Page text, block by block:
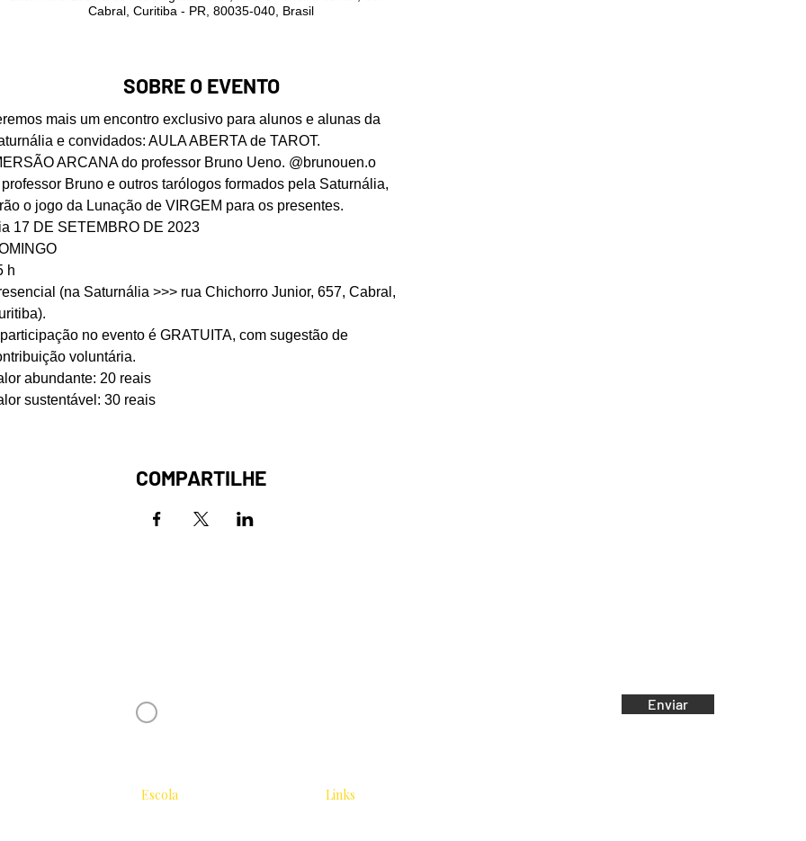
Cabral, Curitiba - PR, 80035-040, Brasil
SOBRE O EVENTO
mais um encontro exclusivo para alunos e alunas da
e convidados: AULA ABERTA de TAROT.
ARCANA do professor Bruno Ueno. @brunouen.o
Bruno e outros tarólogos formados pela Saturnália,
o jogo da Lunação de VIRGEM para os presentes.
17 DE SETEMBRO DE 2023
h
(na Saturnália >>> rua Chichorro Junior, 657, Cabral,
no evento é GRATUITA, com sugestão de
voluntária.
abundante: 20 reais
sustentável: 30 reais
COMPARTILHE
Enviar
Escola Links